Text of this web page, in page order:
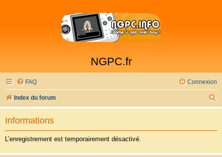
NGPC.fr
FAQ Connexion
Index du forum
e
Informations
L’enregistrement est temporairement désactivé.